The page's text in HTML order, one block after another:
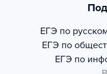
ЕГЭ по
ЕГЭ по
ЕГЭ по